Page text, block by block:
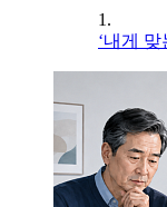
1.
‘내게